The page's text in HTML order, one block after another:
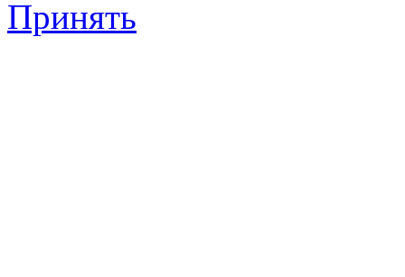
Принять